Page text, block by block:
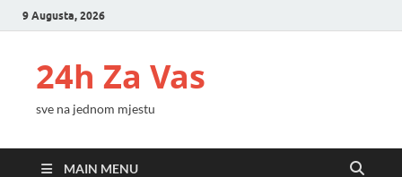
9 Augusta, 2026
24h Za Vas
sve na jednom mjestu
MAIN MENU